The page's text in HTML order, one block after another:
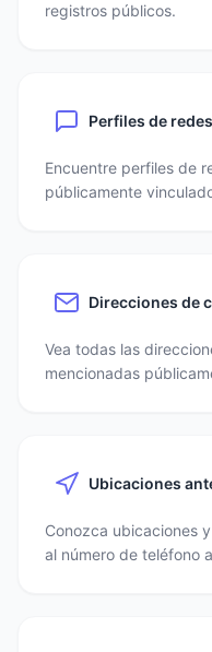
registros públicos.
Perfiles de
Encuentre perfiles de
públicamente
Direcciones de
Vea todas las
mencionadas
Ubicaciones
Conozca ubicaciones
al número de teléfono